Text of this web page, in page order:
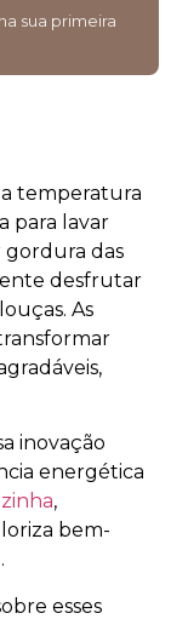
sua primeira
temperatura
para lavar
gordura das
desfrutar
As
inovação
energética
,
bem-
esses